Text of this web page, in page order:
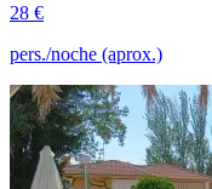
28 €
pers./noche (aprox.)